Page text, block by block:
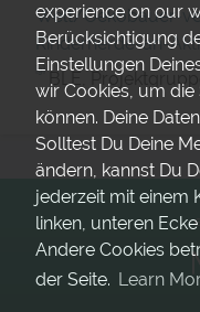
experience on our
Berücksichtigung
Einstellungen
wir Cookies, um
können. Deine
Solltest Du Deine
ändern, kannst Du
jederzeit mit einem
linken, unteren
Andere Cookies
der Seite. Learn
Welt/Oekobauer-
Rinderherde-an-
[9] BLE,